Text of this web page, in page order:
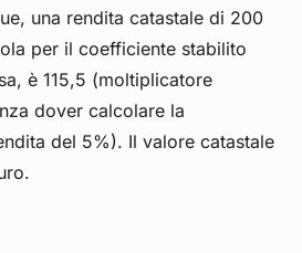
una rendita catastale di 200
per il coefficiente stabilito
è 115,5 (moltiplicatore
dover calcolare la
del 5%). Il valore catastale